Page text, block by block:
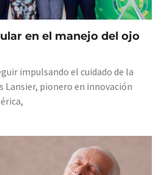
en el manejo del ojo
impulsando el cuidado de la
Lansier, pionero en innovación